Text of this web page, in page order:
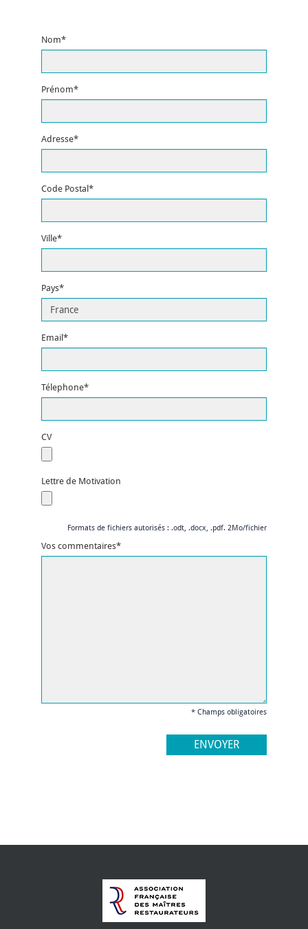
Nom*
Prénom*
Adresse*
Code Postal*
Ville*
Pays*
Email*
Télephone*
CV
Lettre de Motivation
Formats de fichiers autorisés : .odt, .docx, .pdf. 2Mo/fichier
Vos commentaires*
* Champs obligatoires